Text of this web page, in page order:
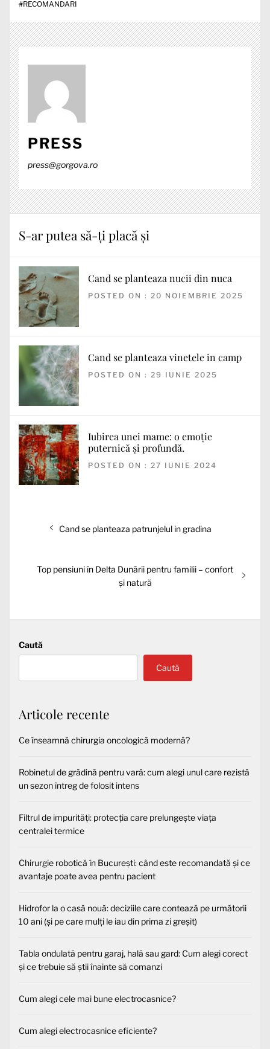
#RECOMANDARI
PRESS
press@gorgova.ro
S-ar putea să-ți placă și
Cand se planteaza nucii din nuca
POSTED ON : 20 NOIEMBRIE 2025
Cand se planteaza vinetele in camp
POSTED ON : 29 IUNIE 2025
Iubirea unei mame: o emoție
puternică și profundă.
POSTED ON : 27 IUNIE 2024
Articolul
Cand se planteaza patrunjelul in gradina
Articolul
Top pensiuni în Delta Dunării pentru familii – confort
și natură
Caută
Caută
Articole recente
Ce înseamnă chirurgia oncologică modernă?
Robinetul de grădină pentru vară: cum alegi unul care rezistă
un sezon întreg de folosit intens
Filtrul de impurități: protecția care prelungește viața
centralei termice
Chirurgie robotică în București: când este recomandată și ce
avantaje poate avea pentru pacient
Hidrofor la o casă nouă: deciziile care contează pe următorii
10 ani (și pe care mulți le iau din prima zi greșit)
Tabla ondulată pentru garaj, hală sau gard: Cum alegi corect
și ce trebuie să știi înainte să comanzi
Cum alegi cele mai bune electrocasnice?
Cum alegi electrocasnice eficiente?